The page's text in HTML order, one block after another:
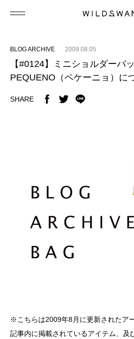
BLOG ARCHIVE 2009.08.05
【#0124】ミニショルダーバ
PEQUENO（ペケーニョ）に
SHARE
※こちらは2009年8月に更新されたア
記事内に掲載されているアイテム、及